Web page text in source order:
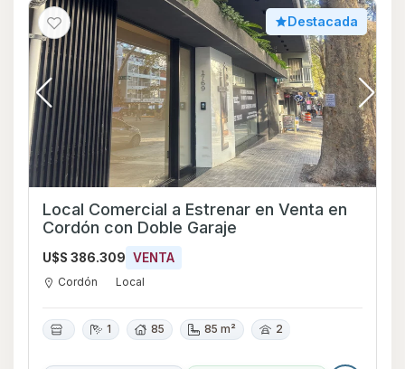
Destacada
Local Comercial a Estrenar en Venta en
Cordón con Doble Garaje
U$S 386.309 VENTA
Cordón Local
1 85 85 m² 2